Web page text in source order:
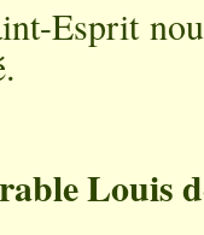
Esprit
Louis